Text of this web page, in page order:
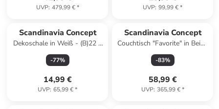
UVP: 479,99 €* UVP: 99,99 €*
Scandinavia Concept
Dekoschale in Weiß - (B)22 x
(H)10 x (T)17 cm
-77%
14,99 €
UVP: 65,99 €*
Scandinavia Concept
Couchtisch "Favorite" in Beige
- (B)120 x (H)38 x (T)60 cm
-83%
58,99 €
UVP: 365,99 €*